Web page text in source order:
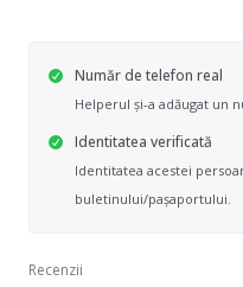
Număr de telefon real
Helperul și-a adăugat un
Identitatea verificată
Identitatea acestei
buletinului/pașaportului.
Recenzii